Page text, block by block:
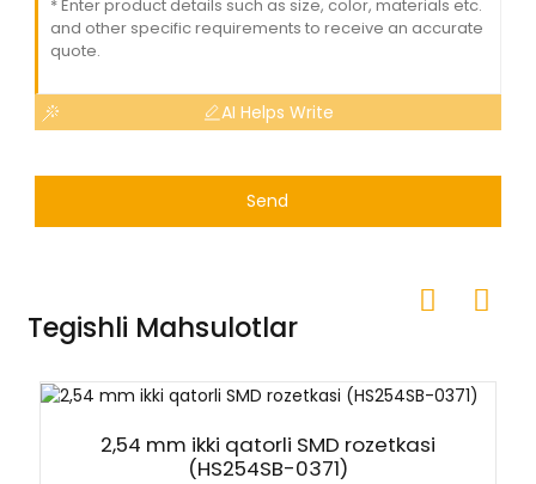
AI Helps Write
Send
Tegishli Mahsulotlar
2,54 mm ikki qatorli SMD rozetkasi
(HS254SB-0371)